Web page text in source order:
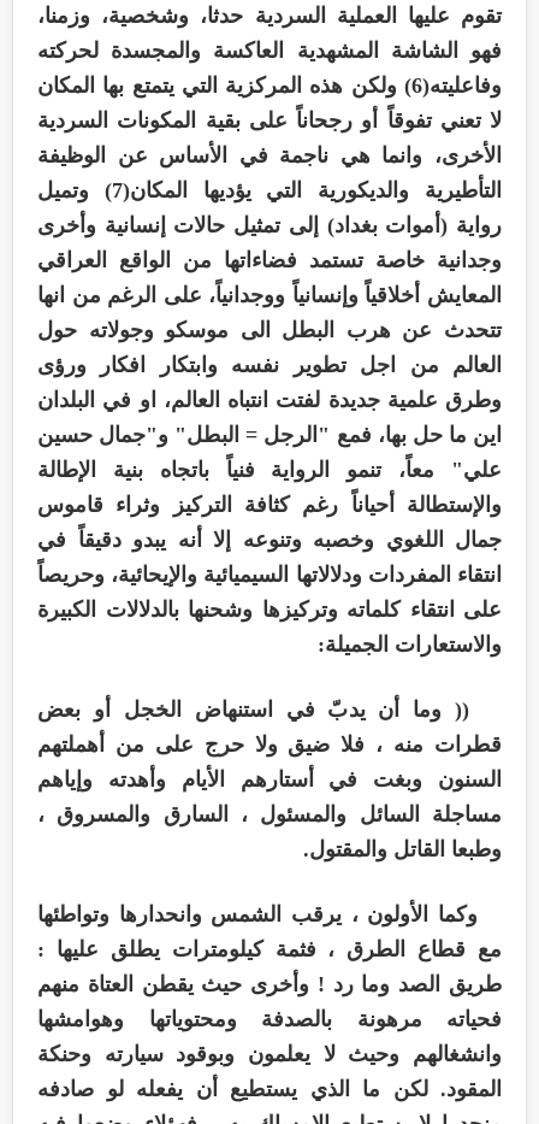
تقوم عليها العملية السردية حدثا، وشخصية، وزمنا،
فهو الشاشة المشهدية العاكسة والمجسدة لحركته
وفاعليته(6) ولكن هذه المركزية التي يتمتع بها المكان
لا تعني تفوقاً أو رجحاناً على بقية المكونات السردية
الأخرى، وانما هي ناجمة في الأساس عن الوظيفة
التأطيرية والديكورية التي يؤديها المكان(7) وتميل
رواية (أموات بغداد) إلى تمثيل حالات إنسانية وأخرى
وجدانية خاصة تستمد فضاءاتها من الواقع العراقي
المعايش أخلاقياً وإنسانياً ووجدانياً، على الرغم من انها
تتحدث عن هرب البطل الى موسكو وجولاته حول
العالم من اجل تطوير نفسه وابتكار افكار ورؤى
وطرق علمية جديدة لفتت انتباه العالم، او في البلدان
اين ما حل بها، فمع "الرجل = البطل" و"جمال حسين
علي" معاً، تنمو الرواية فنياً باتجاه بنية الإطالة
والإستطالة أحياناً رغم كثافة التركيز وثراء قاموس
جمال اللغوي وخصبه وتنوعه إلا أنه يبدو دقيقاً في
انتقاء المفردات ودلالاتها السيميائية والإيحائية، وحريصاً
على انتقاء كلماته وتركيزها وشحنها بالدلالات الكبيرة
والاستعارات الجميلة:
(( وما أن يدبّ في استنهاض الخجل أو بعض
قطرات منه ، فلا ضيق ولا حرج على من أهملتهم
السنون وبغت في أستارهم الأيام وأهدته وإياهم
مساجلة السائل والمسئول ، السارق والمسروق ،
وطبعا القاتل والمقتول.
وكما الأولون ، يرقب الشمس وانحدارها وتواطئها
مع قطاع الطرق ، فثمة كيلومترات يطلق عليها :
طريق الصد وما رد ! وأخرى حيث يقطن العتاة منهم
فحياته مرهونة بالصدفة ومحتوياتها وهوامشها
وانشغالهم وحيث لا يعلمون وبوقود سيارته وحنكة
المقود. لكن ما الذي يستطيع أن يفعله لو صادفه